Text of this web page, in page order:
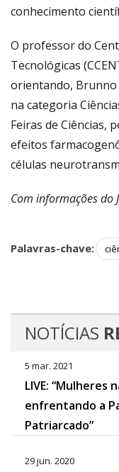
conhecimento
O professor do
Tecnológicas
orientando,
na categoria
Feiras de Ciências,
efeitos
células
Com informações do
Palavras-chave:
NOTÍCIAS
5 mar. 2021
LIVE: “Mulheres
enfrentando a
Patriarcado”
29 jun. 2020